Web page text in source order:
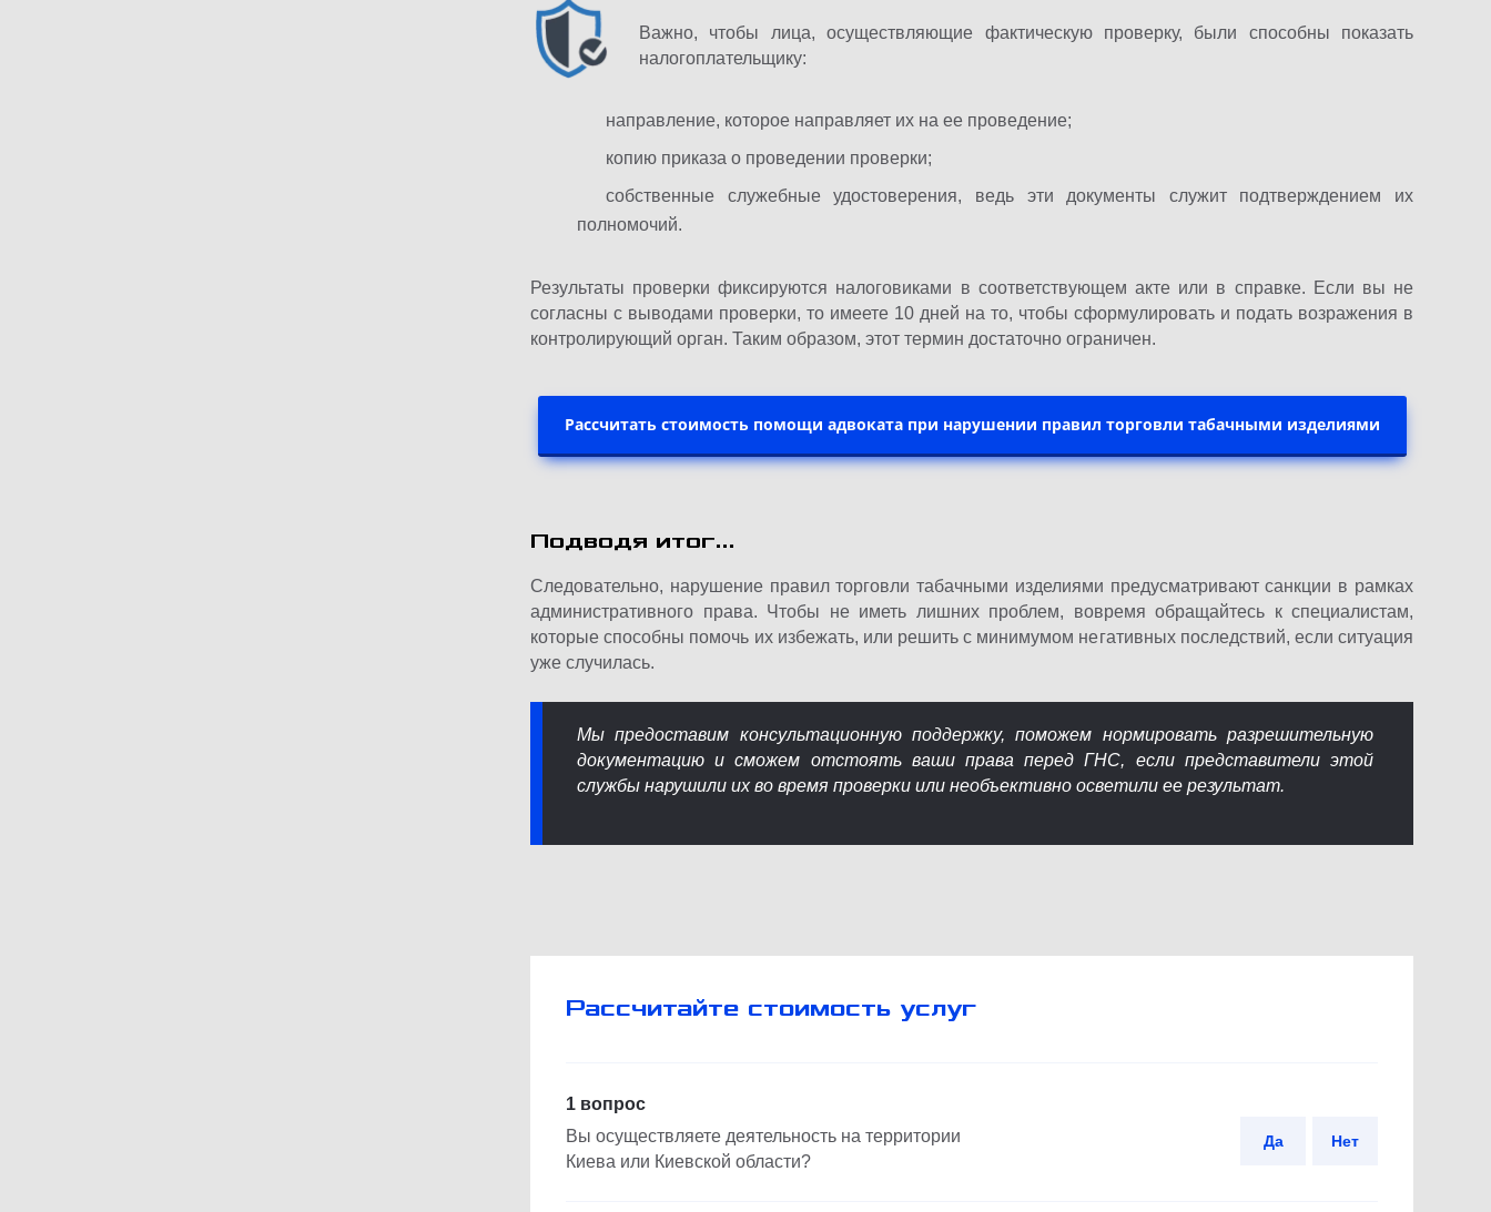
Важно, чтобы лица, осуществляющие фактическую проверку, были способны показать
налогоплательщику:
направление, которое направляет их на ее проведение;
копию приказа о проведении проверки;
собственные служебные удостоверения, ведь эти документы служит подтверждением их
полномочий.
Результаты проверки фиксируются налоговиками в соответствующем акте или в справке. Если вы не
согласны с выводами проверки, то имеете 10 дней на то, чтобы сформулировать и подать возражения в
контролирующий орган. Таким образом, этот термин достаточно ограничен.
Рассчитать стоимость помощи адвоката при нарушении правил торговли табачными изделиями
Подводя итог…
Следовательно, нарушение правил торговли табачными изделиями предусматривают санкции в рамках
административного права. Чтобы не иметь лишних проблем, вовремя обращайтесь к специалистам,
которые способны помочь их избежать, или решить с минимумом негативных последствий, если ситуация
уже случилась.
Мы предоставим консультационную поддержку, поможем нормировать разрешительную
документацию и сможем отстоять ваши права перед ГНС, если представители этой
службы нарушили их во время проверки или необъективно осветили ее результат.
Рассчитайте стоимость услуг
1 вопрос
Вы осуществляете деятельность на территории
Киева или Киевской области?
Да Нет